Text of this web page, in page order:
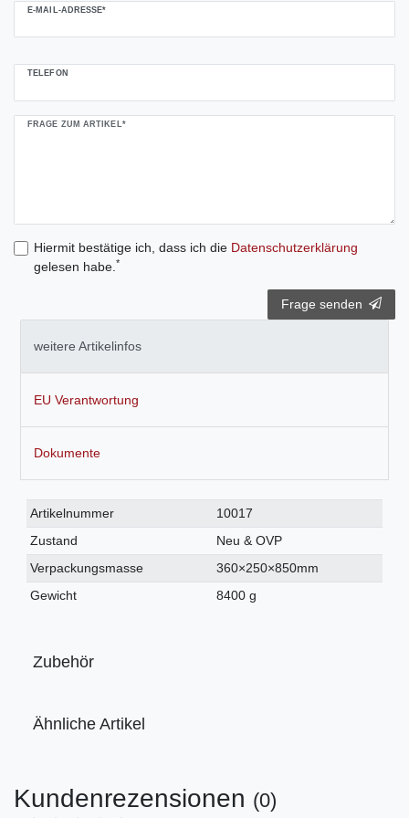
E-MAIL-ADRESSE*
TELEFON
FRAGE ZUM ARTIKEL*
Hiermit bestätige ich, dass ich die Daten­schutz­erklärung
gelesen habe. *
Frage senden
weitere Artikelinfos
EU Verantwortung
Dokumente
Technisches
Merkmal
Wert
Artikelnummer
10017
Zustand
Neu & OVP
Verpackungsmasse
360×250×850mm
Gewicht
8400 g
Zubehör
Ähnliche Artikel
Kundenrezensionen (0)